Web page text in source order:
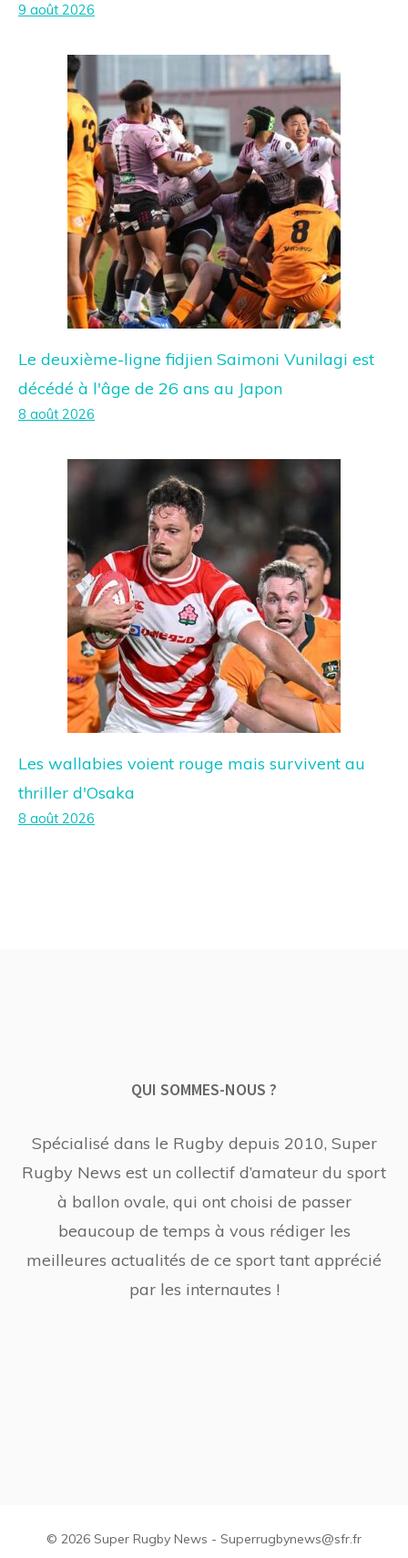
9 août 2026
Le deuxième-ligne fidjien Saimoni Vunilagi est
décédé à l'âge de 26 ans au Japon
8 août 2026
Les wallabies voient rouge mais survivent au
thriller d'Osaka
8 août 2026
QUI SOMMES-NOUS ?
Spécialisé dans le Rugby depuis 2010, Super
Rugby News est un collectif d’amateur du sport
à ballon ovale, qui ont choisi de passer
beaucoup de temps à vous rédiger les
meilleures actualités de ce sport tant apprécié
par les internautes !
© 2026 Super Rugby News - Superrugbynews@sfr.fr